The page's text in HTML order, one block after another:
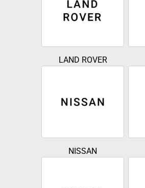
LAND ROVER
NISSAN